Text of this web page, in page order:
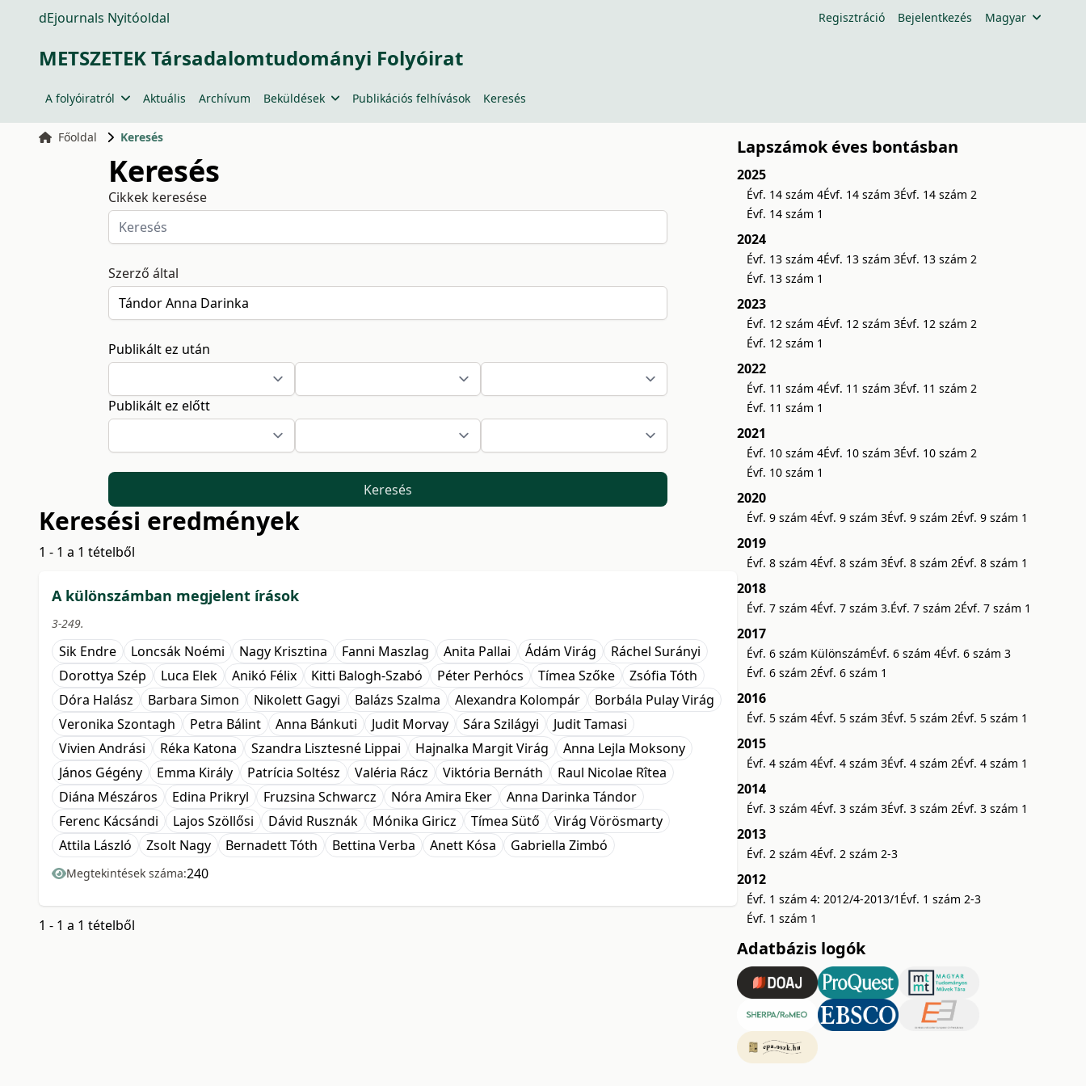
dEjournals Nyitóoldal Regisztráció Bejelentkezés Magyar
METSZETEK Társadalomtudományi Folyóirat
A folyóiratról Aktuális Archívum Beküldések Publikációs felhívások Keresés
Főoldal Keresés
Keresés
Cikkek keresése
Szerző által
Publikált ez után
Publikált ez előtt
Keresés
Keresési eredmények
1 - 1 a 1 tételből
A különszámban megjelent írások
3-249.
Sik Endre Loncsák Noémi Nagy Krisztina Fanni Maszlag Anita Pallai Ádám Virág
Ráchel Surányi
Dorottya Szép
Luca Elek Anikó Félix Kitti Balogh-Szabó Péter Perhócs Tímea Szőke
Zsófia Tóth
Dóra Halász
Barbara Simon Nikolett Gagyi Balázs Szalma Alexandra Kolompár
Borbála Pulay Virág
Veronika Szontagh
Petra Bálint Anna Bánkuti Judit Morvay Sára Szilágyi
Judit Tamasi
Vivien Andrási
Réka Katona Szandra Lisztesné Lippai Hajnalka Margit Virág
Anna Lejla Moksony
János Gégény
Emma Király Patrícia Soltész Valéria Rácz Viktória Bernáth
Raul Nicolae Rîtea
Diána Mészáros
Edina Prikryl Fruzsina Schwarcz Nóra Amira Eker
Anna Darinka Tándor
Ferenc Kácsándi
Lajos Szöllősi Dávid Rusznák Mónika Giricz Tímea Sütő
Virág Vörösmarty
Attila László
Zsolt Nagy Bernadett Tóth Bettina Verba Anett Kósa Gabriella Zimbó
Megtekintések száma:240
1 - 1 a 1 tételből
Lapszámok éves bontásban
2025
Évf. 14 szám 4Évf. 14 szám 3Évf. 14 szám 2
Évf. 14 szám 1
2024
Évf. 13 szám 4Évf. 13 szám 3Évf. 13 szám 2
Évf. 13 szám 1
2023
Évf. 12 szám 4Évf. 12 szám 3Évf. 12 szám 2
Évf. 12 szám 1
2022
Évf. 11 szám 4Évf. 11 szám 3Évf. 11 szám 2
Évf. 11 szám 1
2021
Évf. 10 szám 4Évf. 10 szám 3Évf. 10 szám 2
Évf. 10 szám 1
2020
Évf. 9 szám 4Évf. 9 szám 3Évf. 9 szám 2Évf. 9 szám 1
2019
Évf. 8 szám 4Évf. 8 szám 3Évf. 8 szám 2Évf. 8 szám 1
2018
Évf. 7 szám 4Évf. 7 szám 3.Évf. 7 szám 2Évf. 7 szám 1
2017
Évf. 6 szám KülönszámÉvf. 6 szám 4Évf. 6 szám 3
Évf. 6 szám 2Évf. 6 szám 1
2016
Évf. 5 szám 4Évf. 5 szám 3Évf. 5 szám 2Évf. 5 szám 1
2015
Évf. 4 szám 4Évf. 4 szám 3Évf. 4 szám 2Évf. 4 szám 1
2014
Évf. 3 szám 4Évf. 3 szám 3Évf. 3 szám 2Évf. 3 szám 1
2013
Évf. 2 szám 4Évf. 2 szám 2-3
2012
Évf. 1 szám 4: 2012/4-2013/1 Évf. 1 szám 2-3
Évf. 1 szám 1
Adatbázis logók